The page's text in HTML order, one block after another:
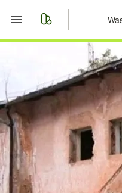
Merkliste
Nachrichten
Anzeige aufgeben